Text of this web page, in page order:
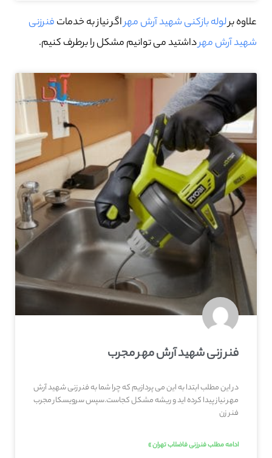
علاوه برلوله بازکنی شهيد آرش مهراگر نیاز به خدماتفنرزنی
شهيد آرش مهرداشتید می توانیم مشکل را برطرف کنیم.
فنر زنی شهيد آرش مهر مجرب
در این مطلب ابتدا به این می پردازیم که چرا شما به فنر زنی شهيد آرش
مهر نیاز پیدا کرده اید و ریشه مشکل کجاست.سپس سرویسکار مجرب
فنر زن
ادامه مطلب فنرزنی فاضلاب تهران »